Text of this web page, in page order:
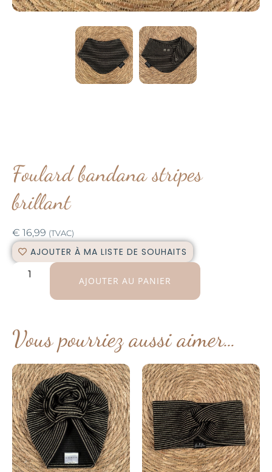
Foulard bandana stripes
brillant
€ 16,99 (TVAC)
AJOUTER À MA LISTE DE SOUHAITS
AJOUTER AU PANIER
Vous pourriez aussi aimer…